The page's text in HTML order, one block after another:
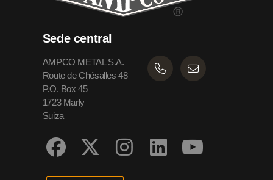
Sede central
AMPCO METAL S.A.
Route de Chésalles 48
P.O. Box 45
1723 Marly
Suiza